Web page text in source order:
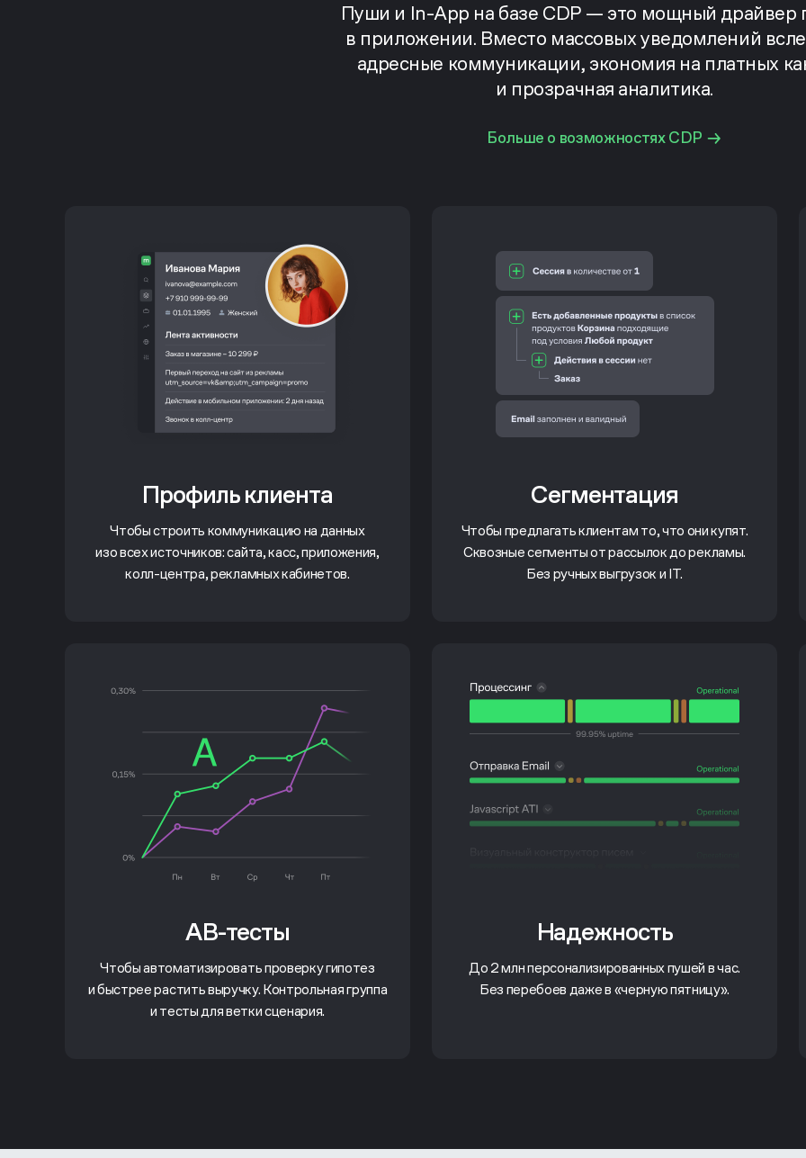
Пуши и In-App на базе CDP — это мощный драйвер
в приложении. Вместо массовых уведомлений
адресные коммуникации, экономия на платных
и прозрачная аналитика.
Больше о возможностях CDP
Профиль клиента
Чтобы строить коммуникацию на данных
изо всех источников: сайта, касс, приложения,
колл-центра, рекламных кабинетов.
Сегментация
Чтобы предлагать клиентам то, что они купят.
Сквозные сегменты от рассылок до рекламы.
Без ручных выгрузок и IT.
AB-тесты
Чтобы автоматизировать проверку гипотез
и быстрее растить выручку. Контрольная группа
и тесты для ветки сценария.
Надежность
До 2 млн персонализированных пушей в час.
Без перебоев даже в «черную пятницу».